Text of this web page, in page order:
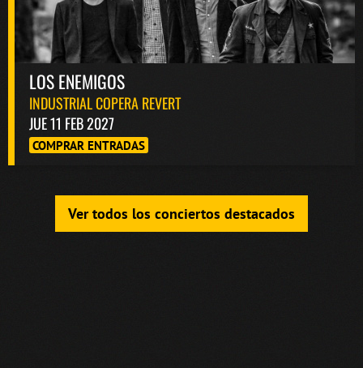
LOS ENEMIGOS
INDUSTRIAL COPERA REVERT
JUE 11 FEB 2027
COMPRAR ENTRADAS
Ver todos los conciertos destacados